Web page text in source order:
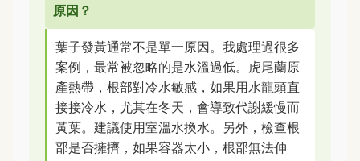
原因？
葉子發黃通常不是單一原因。我處理過很多
案例，最常被忽略的是水溫過低。虎尾蘭原
產熱帶，根部對冷水敏感，如果用水龍頭直
接接冷水，尤其在冬天，會導致代謝緩慢而
黃葉。建議使用室溫水換水。另外，檢查根
部是否擁擠，如果容器太小，根部無法伸